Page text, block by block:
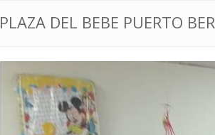
PLAZA DEL BEBE PUERTO